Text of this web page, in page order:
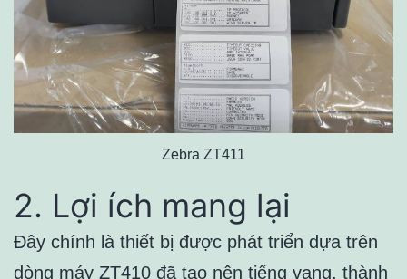
Zebra ZT411
2. Lợi ích mang lại
Đây chính là thiết bị được phát triển dựa trên
dòng máy ZT410 đã tạo nên tiếng vang, thành